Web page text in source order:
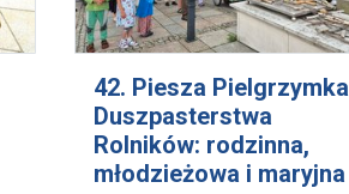
42. Piesza Pielgrzymka
Duszpasterstwa
Rolników: rodzinna,
młodzieżowa i maryjna